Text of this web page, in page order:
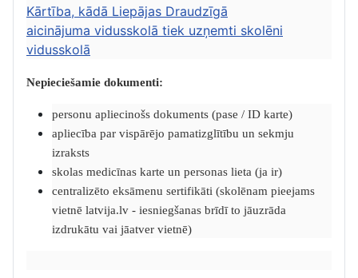
Kārtība, kādā Liepājas Draudzīgā
aicinājuma vidusskolā tiek uzņemti skolēni
vidusskolā
Nepieciešamie dokumenti:
personu apliecinošs dokuments (pase / ID karte)
apliecība par vispārējo pamatizglītību un sekmju
izraksts
skolas medicīnas karte un personas lieta (ja ir)
centralizēto eksāmenu sertifikāti (skolēnam pieejams
vietnē latvija.lv - iesniegšanas brīdī to jāuzrāda
izdrukātu vai jāatver vietnē)